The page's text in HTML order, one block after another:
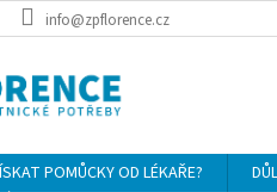
info@zpflorence.cz
POMŮCKY OD LÉKAŘE?